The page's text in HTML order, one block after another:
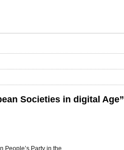
Societies in digital Age”
People’s Party in the